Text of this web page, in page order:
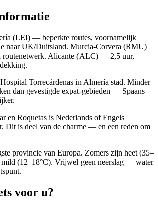
(LEI) — beperkte routes, voornamelijk
naar UK/Duitsland. Murcia-Corvera (RMU)
Alicante (ALC) — 2,5 uur,
Hospital Torrecárdenas in Almería stad. Minder
dan gevestigde expat-gebieden — Spaans
en Roquetas is Nederlands of Engels
Dit is deel van de charme — en een reden om
provincie van Europa. Zomers zijn heet (35–
mild (12–18°C). Vrijwel geen neerslag — water
voor u?